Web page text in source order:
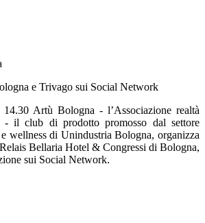
e Trivago sui Social Network
Artù Bologna - l’Associazione realtà
- il club di prodotto promosso dal settore
wellness di Unindustria Bologna, organizza
Bellaria Hotel & Congressi di Bologna,
sui Social Network.